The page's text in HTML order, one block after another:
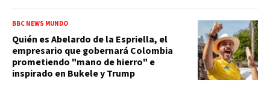
BBC NEWS MUNDO
Quién es Abelardo de la Espriella, el
empresario que gobernará Colombia
prometiendo "mano de hierro" e
inspirado en Bukele y Trump